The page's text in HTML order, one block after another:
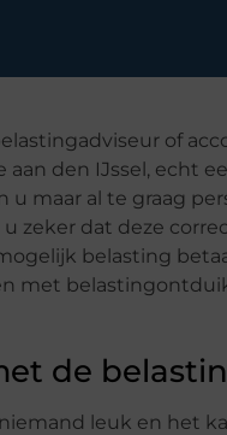
of
aan den IJssel, echt
u maar al te graag
zeker dat deze
belasting
met
de
leuk en het